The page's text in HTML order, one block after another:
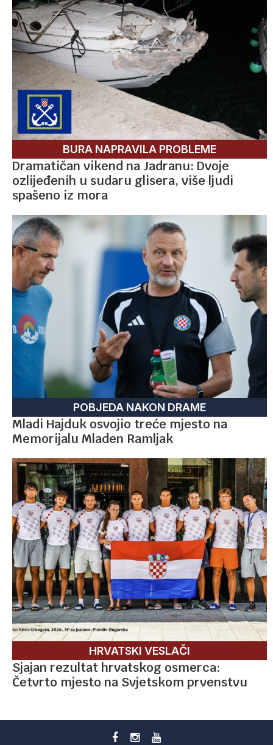
BURA NAPRAVILA PROBLEME
Dramatičan vikend na Jadranu: Dvoje
ozlijeđenih u sudaru glisera, više ljudi
spašeno iz mora
POBJEDA NAKON DRAME
Mladi Hajduk osvojio treće mjesto na
Memorijalu Mladen Ramljak
HRVATSKI VESLAČI
Sjajan rezultat hrvatskog osmerca:
Četvrto mjesto na Svjetskom prvenstvu